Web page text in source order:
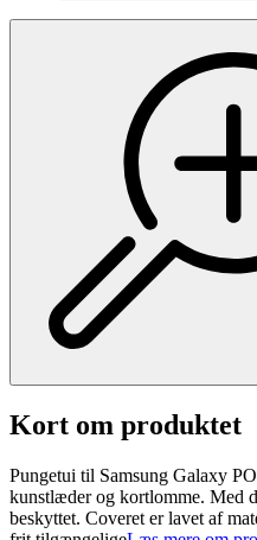
Kort om produktet
Pungetui til Samsung Galaxy
kunstlæder og kortlomme. Med
beskyttet. Coveret er lavet af